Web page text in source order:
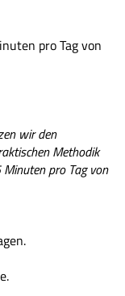
pro Tag von
wir den
Methodik
pro Tag von